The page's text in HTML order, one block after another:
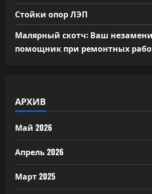
Стойки опор ЛЭП
Малярный скотч: Ваш
помощник при ремонтных
АРХИВ
Май 2026
Апрель 2026
Март 2025